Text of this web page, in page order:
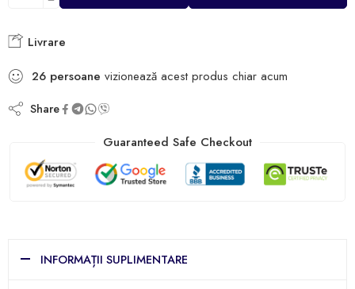
Livrare
26 persoane vizionează acest produs chiar acum
Share
Guaranteed Safe Checkout
INFORMAȚII SUPLIMENTARE